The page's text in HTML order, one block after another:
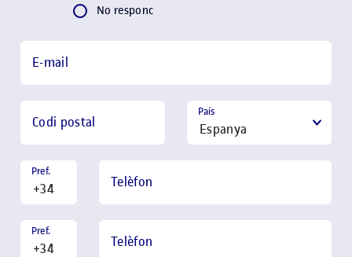
No responc
E-mail
Codi postal
País
Pref.
Telèfon
Pref.
Telèfon